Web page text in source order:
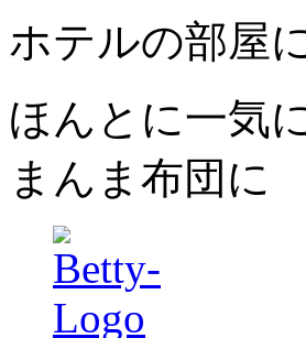
ホテルの部屋
ほんとに一気
まんま布団に